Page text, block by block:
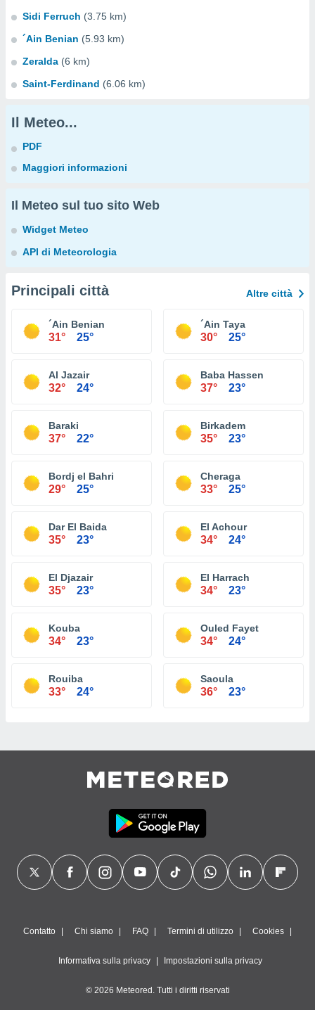
Sidi Ferruch (3.75 km)
´Ain Benian (5.93 km)
Zeralda (6 km)
Saint-Ferdinand (6.06 km)
Il Meteo...
PDF
Maggiori informazioni
Il Meteo sul tuo sito Web
Widget Meteo
API di Meteorologia
Principali città Altre città
´Ain Benian
31° 25°
´Ain Taya
30° 25°
Al Jazair
32° 24°
Baba Hassen
37° 23°
Baraki
37° 22°
Birkadem
35° 23°
Bordj el Bahri
29° 25°
Cheraga
33° 25°
Dar El Baida
35° 23°
El Achour
34° 24°
El Djazair
35° 23°
El Harrach
34° 23°
Kouba
34° 23°
Ouled Fayet
34° 24°
Rouiba
33° 24°
Saoula
36° 23°
Contatto Chi siamo FAQ Termini di utilizzo Cookies
Informativa sulla privacy Impostazioni sulla privacy
© 2026 Meteored. Tutti i diritti riservati